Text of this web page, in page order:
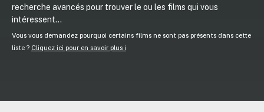
recherche avancés pour trouver le ou les films qui vous
intéressent...
Vous vous demandez pourquoi certains films ne sont pas présents dans cette
liste ? Cliquez ici pour en savoir plus ℹ️